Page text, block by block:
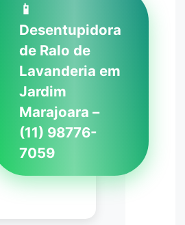
📱
Desentupidora
de Ralo de
Lavanderia em
Jardim
Marajoara –
(11) 98776-
7059